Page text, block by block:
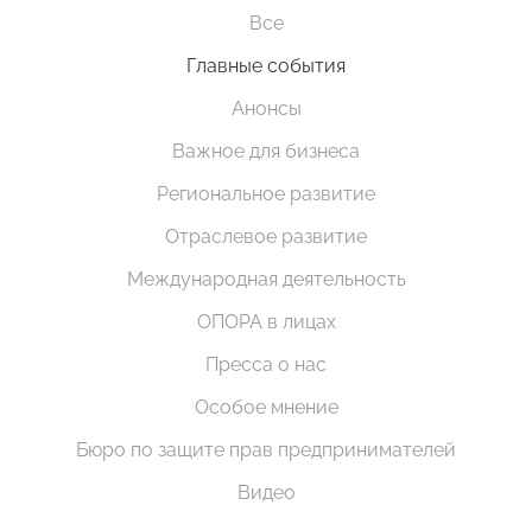
Все
Главные события
Анонсы
Важное для бизнеса
Региональное развитие
Отраслевое развитие
Международная деятельность
ОПОРА в лицах
Пресса о нас
Особое мнение
Бюро по защите прав предпринимателей
Видео